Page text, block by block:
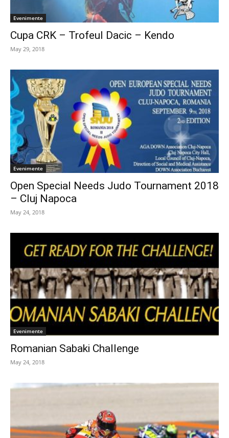
Evenimente
Cupa CRK – Trofeul Dacic – Kendo
May 29, 2018
Evenimente
Open Special Needs Judo Tournament 2018
– Cluj Napoca
May 24, 2018
Evenimente
Romanian Sabaki Challenge
May 24, 2018